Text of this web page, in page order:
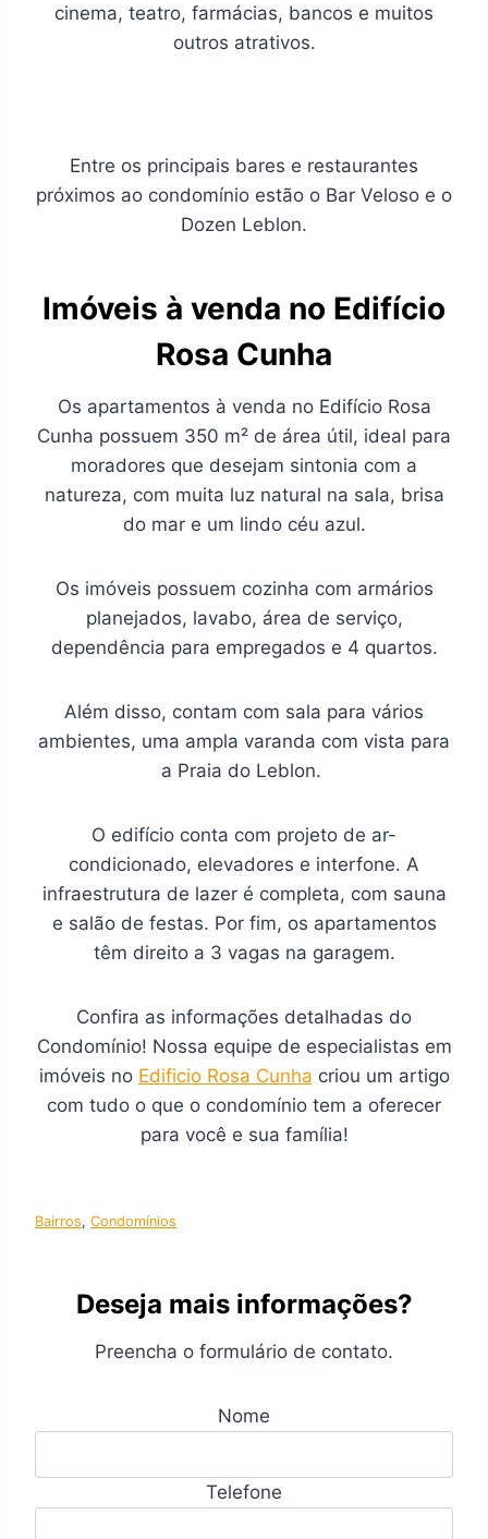
cinema, teatro, farmácias, bancos e muitos
outros atrativos.
Entre os principais bares e restaurantes
próximos ao condomínio estão o Bar Veloso e o
Dozen Leblon.
Imóveis à venda no Edifício
Rosa Cunha
Os apartamentos à venda no Edifício Rosa
Cunha possuem 350 m² de área útil, ideal para
moradores que desejam sintonia com a
natureza, com muita luz natural na sala, brisa
do mar e um lindo céu azul.
Os imóveis possuem cozinha com armários
planejados, lavabo, área de serviço,
dependência para empregados e 4 quartos.
Além disso, contam com sala para vários
ambientes, uma ampla varanda com vista para
a Praia do Leblon.
O edifício conta com projeto de ar-
condicionado, elevadores e interfone. A
infraestrutura de lazer é completa, com sauna
e salão de festas. Por fim, os apartamentos
têm direito a 3 vagas na garagem.
Confira as informações detalhadas do
Condomínio! Nossa equipe de especialistas em
imóveis no Edificio Rosa Cunha criou um artigo
com tudo o que o condomínio tem a oferecer
para você e sua família!
Bairros, Condomínios
Deseja mais informações?
Preencha o formulário de contato.
Nome
Telefone